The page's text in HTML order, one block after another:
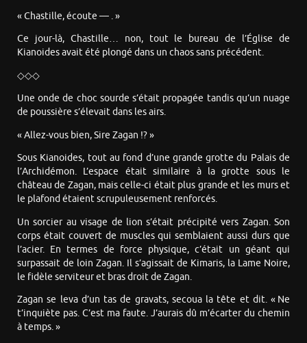
« Chastille, écoute — . »
Ce jour-là, Chastille… non, tout le bureau de l’Église de
Kianoides avait été plongé dans un chaos sans précédent.
◇◇◇
Une onde de choc sourde s’était propagée tandis qu’un nuage
de poussière s’élevait dans les airs.
« Allez-vous bien, Sire Zagan !? »
Sous Kianoides, tout au fond d’une grande grotte du Palais de
l’Archidémon. L’espace était similaire à la grotte sous le
château de Zagan, mais celle-ci était plus grande et les murs et
le plafond étaient scrupuleusement renforcés.
Un sorcier au visage de lion s’était précipité vers Zagan. Son
corps était couvert de muscles qui semblaient aussi durs que
l’acier. En termes de force physique, c’était un géant qui
surpassait de loin Zagan. Il s’agissait de Kimaris, la Lame Noire,
le fidèle serviteur et bras droit de Zagan.
Zagan se leva d’un tas de gravats, secoua la tête et dit. « Ne
t’inquiète pas. C’est ma faute. J’aurais dû m’écarter du chemin
à temps. »